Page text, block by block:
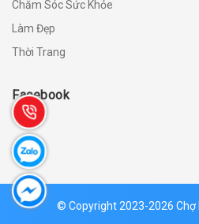
Chăm Sóc Sức Khỏe
Làm Đẹp
Thời Trang
Facebook
© Copyright 2023-2026 Chợ